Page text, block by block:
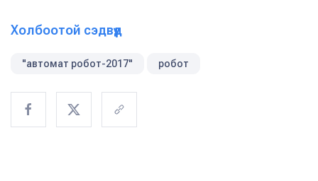
Холбоотой сэдвүүд
"автомат робот-2017" робот